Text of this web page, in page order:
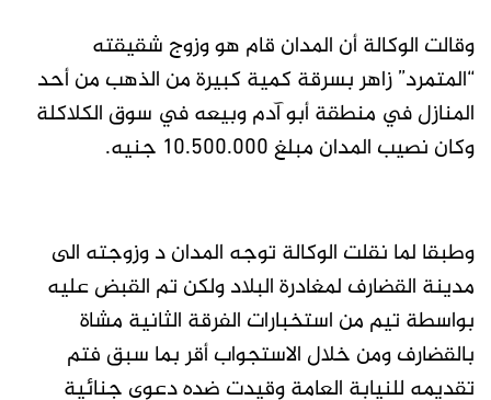
وقالت الوكالة أن المدان قام هو وزوج شقيقته
“المتمرد” زاهر بسرقة كمية كبيرة من الذهب من أحد
المنازل في منطقة أبو آدم وبيعه في سوق الكلاكلة
وكان نصيب المدان مبلغ 10.500.000 جنيه.
وطبقا لما نقلت الوكالة توجه المدان د وزوجته الى
مدينة القضارف لمغادرة البلاد ولكن تم القبض عليه
بواسطة تيم من استخبارات الفرقة الثانية مشاة
بالقضارف ومن خلال الاستجواب أقر بما سبق فتم
تقديمه للنيابة العامة وقيدت ضده دعوى جنائية